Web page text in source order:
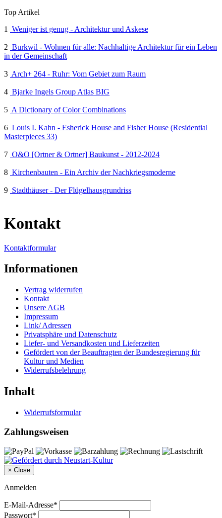
Top Artikel
1
Weniger ist genug - Architektur und Askese
2 Burkwil - Wohnen für alle: Nachhaltige Architektur für ein Leben
in der Gemeinschaft
3 Arch+ 264 - Ruhr: Vom Gebiet zum Raum
4 Bjarke Ingels Group Atlas BIG
5 A Dictionary of Color Combinations
6 Louis I. Kahn - Esherick House and Fisher House (Residential
Masterpieces 33)
7 O&O [Ortner & Ortner] Baukunst - 2012-2024
8 Kirchenbauten - Ein Archiv der Nachkriegsmoderne
9 Stadthäuser - Der Flügelhausgrundriss
Kontakt
Kontaktformular
Informationen
Vertrag widerrufen
Kontakt
Unsere AGB
Impressum
Link/ Adressen
Privatsphäre und Datenschutz
Liefer- und Versandkosten und Lieferzeiten
Gefördert von der Beauftragten der Bundesregierung für
Kultur und Medien
Widerrufsbelehrung
Inhalt
Widerrufsformular
Zahlungsweisen
× Close
Anmelden
E-Mail-Adresse*
Passwort*